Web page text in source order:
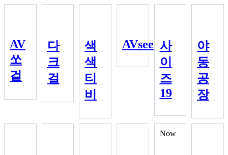
AV
쏘
걸
다
크
걸
색
색
티
비
AVsee 사
이
즈
19
야
동
공
장
Now